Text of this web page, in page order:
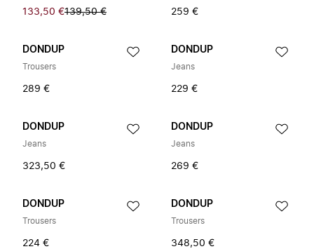
133,50 €139,50 € 259 €
DONDUP
Trousers
289 €
DONDUP
Jeans
229 €
DONDUP
Jeans
323,50 €
DONDUP
Jeans
269 €
DONDUP
Trousers
224 €
DONDUP
Trousers
348,50 €